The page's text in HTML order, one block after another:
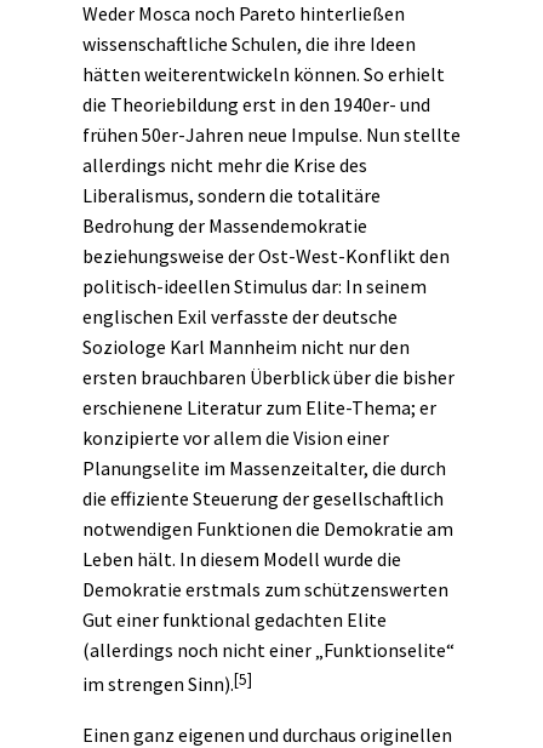
Weder Mosca noch Pareto hinterließen
wissenschaftliche Schulen, die ihre Ideen
hätten weiterentwickeln können. So erhielt
die Theoriebildung erst in den 1940er- und
frühen 50er-Jahren neue Impulse. Nun stellte
allerdings nicht mehr die Krise des
Liberalismus, sondern die totalitäre
Bedrohung der Massendemokratie
beziehungsweise der Ost-West-Konflikt den
politisch-ideellen Stimulus dar: In seinem
englischen Exil verfasste der deutsche
Soziologe Karl Mannheim nicht nur den
ersten brauchbaren Überblick über die bisher
erschienene Literatur zum Elite-Thema; er
konzipierte vor allem die Vision einer
Planungselite im Massenzeitalter, die durch
die effiziente Steuerung der gesellschaftlich
notwendigen Funktionen die Demokratie am
Leben hält. In diesem Modell wurde die
Demokratie erstmals zum schützenswerten
Gut einer funktional gedachten Elite
(allerdings noch nicht einer „Funktionselite“
im strengen Sinn).[5]
Einen ganz eigenen und durchaus originellen